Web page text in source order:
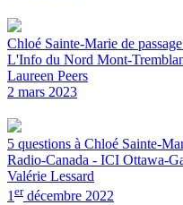
Chloé Sainte-Marie de
L'Info du Nord Mont-
Laureen Peers
2 mars 2023
5 questions à Chloé Sainte-
Radio-Canada - ICI Ottawa-
Valérie Lessard
1 erdécembre 2022